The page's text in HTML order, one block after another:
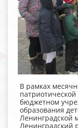
В рамках
бюджетном
образования
Ленинградской
Ленинградский